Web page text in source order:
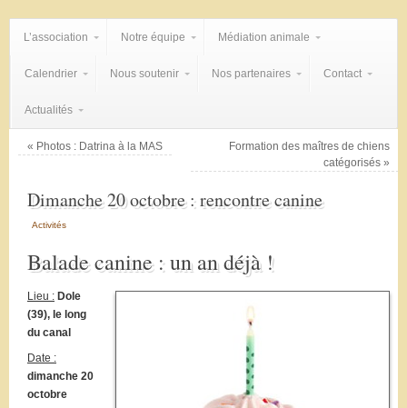
L’association Notre équipe Médiation animale
Calendrier Nous soutenir Nos partenaires Contact
Actualités
« Photos : Datrina à la MAS
Formation des maîtres de chiens
catégorisés»
Dimanche 20 octobre : rencontre canine
Activités
Balade canine : un an déjà !
Lieu : Dole
(39), le long
du canal
Date :
dimanche 20
octobre